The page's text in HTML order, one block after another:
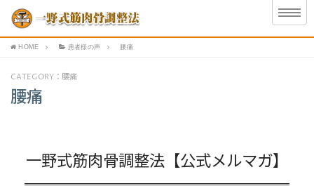
HOME 患者様の声 腰痛
CATEGORY：腰痛
腰痛
一野式筋肉骨調整法【公式メルマガ】